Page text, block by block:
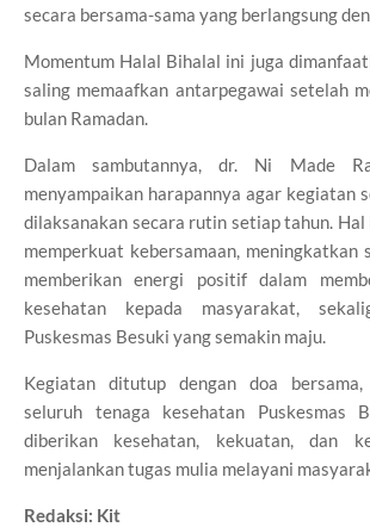
secara bersama-sama yang berlangsung
Momentum Halal Bihalal ini juga
saling memaafkan antarpegawai setelah
bulan Ramadan.
Dalam sambutannya, dr. Ni Made
menyampaikan harapannya agar kegiatan
dilaksanakan secara rutin setiap tahun. Hal
memperkuat kebersamaan,
memberikan energi positif dalam
kesehatan kepada masyarakat,
Puskesmas Besuki yang semakin maju.
Kegiatan ditutup dengan doa bersama,
seluruh tenaga kesehatan Puskesmas
diberikan kesehatan, kekuatan, dan
menjalankan tugas mulia melayani
Redaksi: Kit